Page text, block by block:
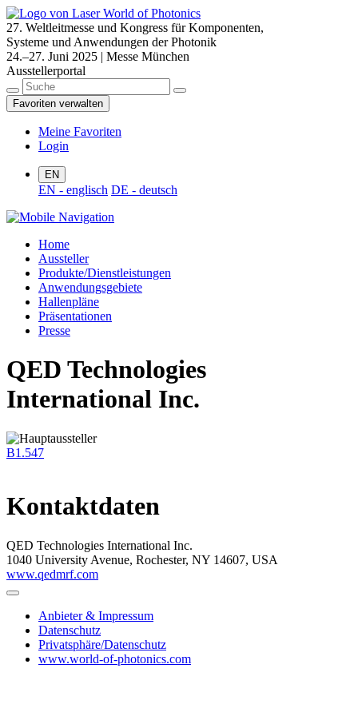
27. Weltleitmesse und Kongress für Komponenten,
Systeme und Anwendungen der Photonik
24.–27. Juni 2025 | Messe München
Ausstellerportal
Favoriten verwalten
Meine Favoriten
Login
EN
EN - englisch DE - deutsch
Home
Aussteller
Produkte/Dienstleistungen
Anwendungsgebiete
Hallenpläne
Präsentationen
Presse
QED Technologies
International Inc.
B1.547
Kontaktdaten
QED Technologies International Inc.
1040 University Avenue, Rochester, NY 14607, USA
www.qedmrf.com
Anbieter & Impressum
Datenschutz
Privatsphäre/Datenschutz
www.world-of-photonics.com